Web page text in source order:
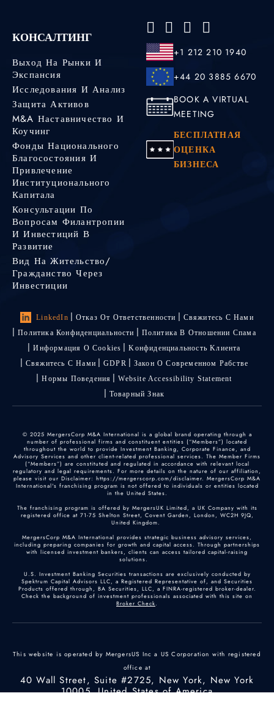
КОНСАЛТИНГ
Выход На Рынки И
Экспансия
Исследования И Анализ
Защита Активов
M&A Наставничество И
Коучинг
Фонды Национального
Благосостояния И
Привлечение
Институционального
Капитала
Консультации По
Вопросам Филантропии
И Инвестиций В
Развитие
Вид На Жительство/
Гражданство Через
Инвестиции
+1 212 210 1940
+44 20 3885 6670
BOOK A VIRTUAL
MEETING
БЕСПЛАТНАЯ
ОЦЕНКА
БИЗНЕСА
LinkedIn Отказ От Ответственности
Свяжитесь С Нами
Политика Конфиденциальности
Политика В Отношении Спама
Информация О Cookies
Kонфиденциальность Kлиента
Свяжитесь С Нами
GDPR
Закон О Современном Рабстве
Нормы Поведения
Website Accessibility Statement
Товарный Знак
© 2025 MergersCorp M&A International is a global brand operating through a
number of professional firms and constituent entities (“Members”) located
throughout the world to provide Investment Banking, Corporate Finance, and
Advisory Services and other client-related professional services. The Member Firms
(“Members”) are constituted and regulated in accordance with relevant local
regulatory and legal requirements. For more details on the nature of our affiliation,
please visit our Disclaimer: https://mergerscorp.com/disclaimer. MergersCorp M&A
International's franchising program is not offered to individuals or entities located
in the United States.
The franchising program is offered by MergersUK Limited, a UK Company with its
registered office at 71-75 Shelton Street, Covent Garden, London, WC2H 9JQ,
United Kingdom.
MergersCorp M&A International provides strategic business advisory services,
including preparing companies for growth and capital access. Through partnerships
with licensed investment bankers, clients can access tailored capital-raising
solutions.
U.S. Investment Banking Securities transactions are exclusively conducted by
Spektrum Capital Advisors LLC, a Registered Representative of, and Securities
Products offered through, BA Securities, LLC, a FINRA-registered broker-dealer.
Check the background of investment professionals associated with this site on
Broker Check.
This website is operated by MergersUS Inc a US Corporation with registered
office at
40 Wall Street, Suite #2725, New York, New York
10005, United States of America